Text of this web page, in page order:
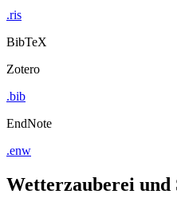
.ris
BibTeX
Zotero
.bib
EndNote
.enw
Wetterzauberei und